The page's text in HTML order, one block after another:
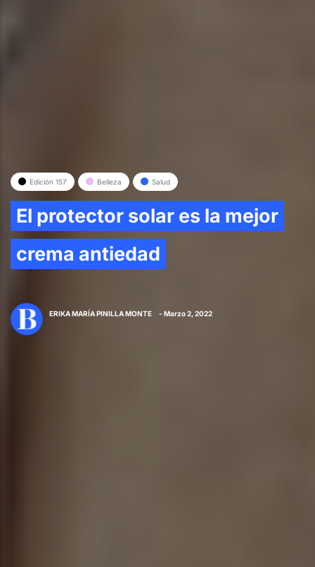
Edición 157 Belleza Salud
El protector solar es la mejor
crema antiedad
ERIKA MARÍA PINILLA MONTE - Marzo 2, 2022